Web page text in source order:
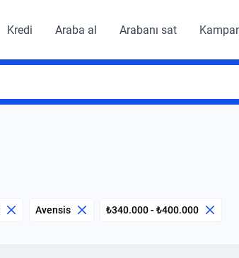
Kredi Araba al Arabanı sat
Avensis ₺340.000 - ₺400.000